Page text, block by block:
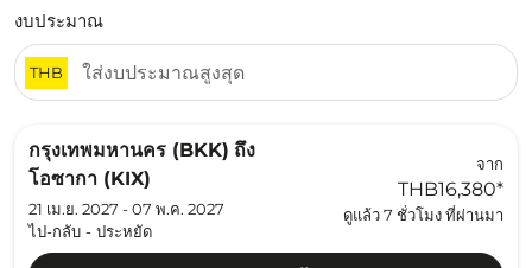
งบประมาณ
THB
กรุงเทพมหานคร (BKK) ถึง
โอซากา (KIX)
21 เม.ย. 2027 - 07 พ.ค. 2027
ไป-กลับ - ประหยัด
จาก
THB16,380*
ดูแล้ว 7 ชั่วโมง ที่ผ่านมา